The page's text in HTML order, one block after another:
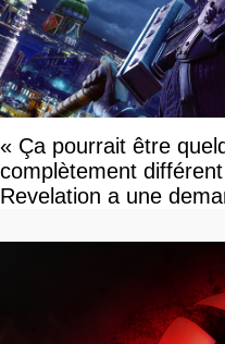
« Ça pourrait être
complètement
Revelation a une